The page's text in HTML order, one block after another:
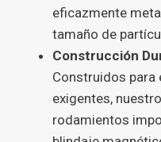
eficazmente
tamaño de
Construcción
Construidos
exigentes,
rodamientos